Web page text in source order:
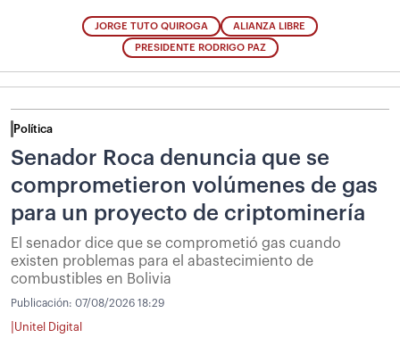
JORGE TUTO QUIROGA ALIANZA LIBRE
PRESIDENTE RODRIGO PAZ
Política
Senador Roca denuncia que se
comprometieron volúmenes de gas
para un proyecto de criptominería
El senador dice que se comprometió gas cuando
existen problemas para el abastecimiento de
combustibles en Bolivia
Publicación: 07/08/2026 18:29
Unitel Digital